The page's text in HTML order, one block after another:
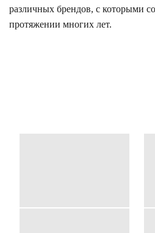
различных брендов, с которыми
протяжении многих лет.